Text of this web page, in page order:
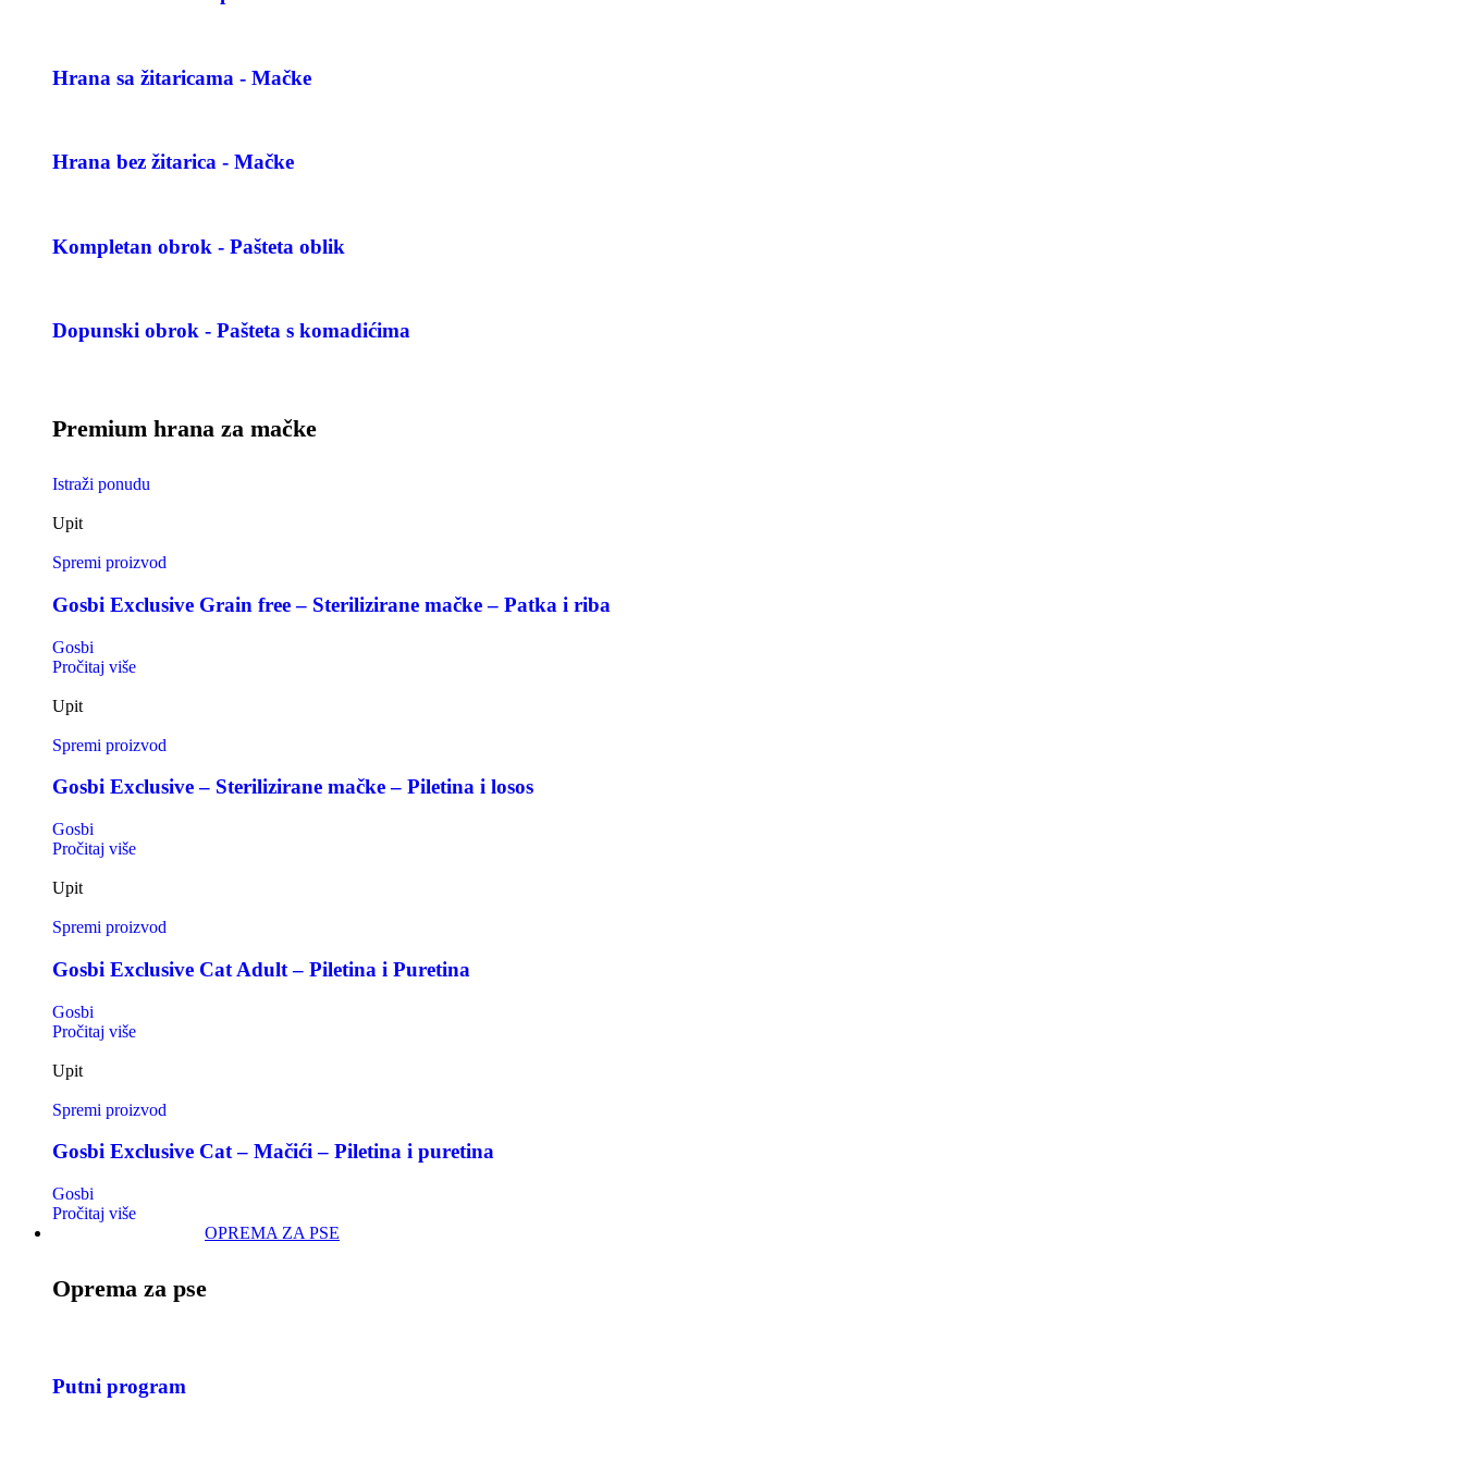
Hrana sa žitaricama - Mačke
Hrana bez žitarica - Mačke
Kompletan obrok - Pašteta oblik
Dopunski obrok - Pašteta s komadićima
Premium hrana za mačke
Istraži ponudu
Upit
Spremi proizvod
Gosbi Exclusive Grain free – Sterilizirane mačke – Patka i riba
Gosbi
Pročitaj više
Upit
Spremi proizvod
Gosbi Exclusive – Sterilizirane mačke – Piletina i losos
Gosbi
Pročitaj više
Upit
Spremi proizvod
Gosbi Exclusive Cat Adult – Piletina i Puretina
Gosbi
Pročitaj više
Upit
Spremi proizvod
Gosbi Exclusive Cat – Mačići – Piletina i puretina
Gosbi
Pročitaj više
OPREMA ZA PSE
Oprema za pse
Putni program